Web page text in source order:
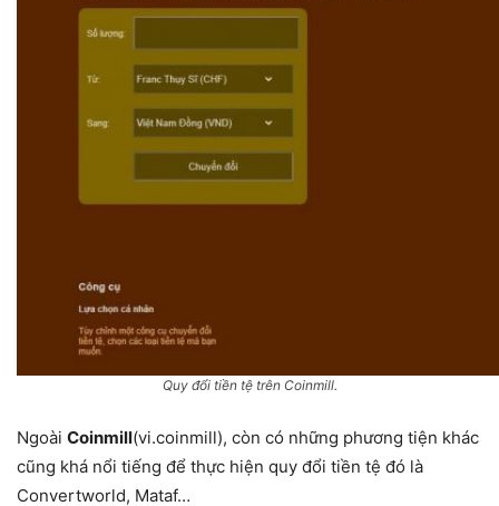
Quy đổi tiền tệ trên Coinmill.
Ngoài Coinmill(vi.coinmill), còn có những phương tiện khác
cũng khá nổi tiếng để thực hiện quy đổi tiền tệ đó là
Convertworld, Mataf…